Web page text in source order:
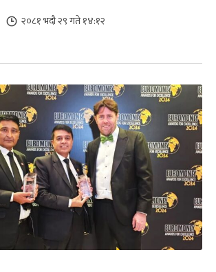
२०८१ भदौ २९ गते १४:१२